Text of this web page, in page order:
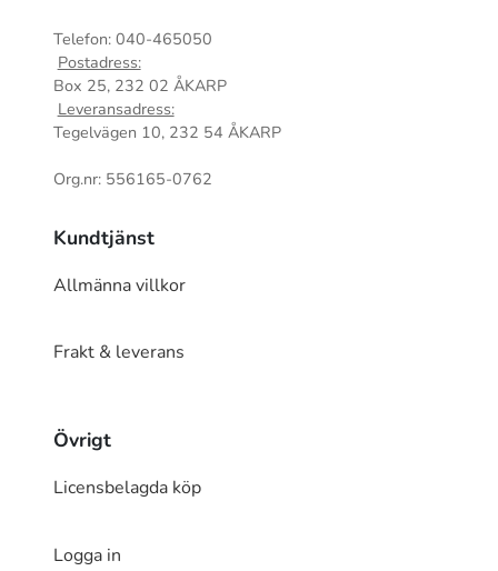
Telefon: 040-465050
Postadress:
Box 25, 232 02 ÅKARP
Leveransadress:
Tegelvägen 10, 232 54 ÅKARP
Org.nr: 556165-0762
Kundtjänst
Allmänna villkor
Frakt & leverans
Övrigt
Licensbelagda köp
Logga in